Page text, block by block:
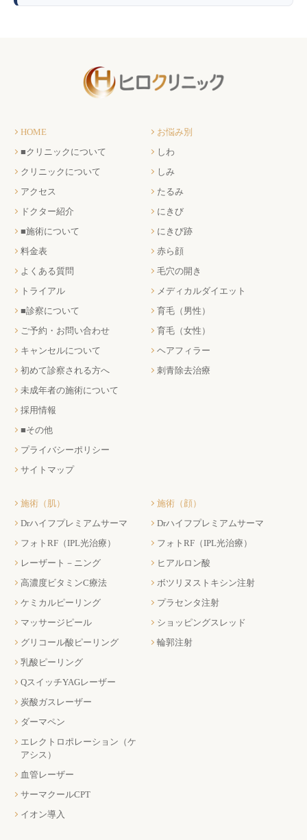
HOME
■クリニックについて
クリニックについて
アクセス
ドクター紹介
■施術について
料金表
よくある質問
トライアル
■診察について
ご予約・お問い合わせ
キャンセルについて
初めて診察される方へ
未成年者の施術について
採用情報
■その他
プライバシーポリシー
サイトマップ
お悩み別
しわ
しみ
たるみ
にきび
にきび跡
赤ら顔
毛穴の開き
メディカルダイエット
育毛（男性）
育毛（女性）
ヘアフィラー
刺青除去治療
施術（肌）
Drハイフプレミアムサーマ
フォトRF（IPL光治療）
レーザート－ニング
高濃度ビタミンC療法
ケミカルピーリング
マッサージピール
グリコール酸ピーリング
乳酸ピーリング
QスイッチYAGレーザー
炭酸ガスレーザー
ダーマペン
エレクトロポレーション（ケ
アシス）
血管レーザー
サーマクールCPT
イオン導入
施術（顔）
Drハイフプレミアムサーマ
フォトRF（IPL光治療）
ヒアルロン酸
ボツリヌストキシン注射
プラセンタ注射
ショッピングスレッド
輪郭注射